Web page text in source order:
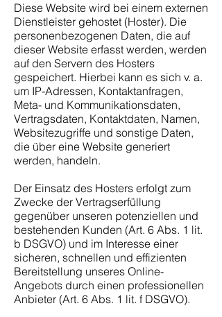
Diese Website wird bei einem externen
Dienstleister gehostet (Hoster). Die
personenbezogenen Daten, die auf
dieser Website erfasst werden, werden
auf den Servern des Hosters
gespeichert. Hierbei kann es sich v. a.
um IP-Adressen, Kontaktanfragen,
Meta- und Kommunikationsdaten,
Vertragsdaten, Kontaktdaten, Namen,
Websitezugriffe und sonstige Daten,
die über eine Website generiert
werden, handeln.
Der Einsatz des Hosters erfolgt zum
Zwecke der Vertragserfüllung
gegenüber unseren potenziellen und
bestehenden Kunden (Art. 6 Abs. 1 lit.
b DSGVO) und im Interesse einer
sicheren, schnellen und effizienten
Bereitstellung unseres Online-
Angebots durch einen professionellen
Anbieter (Art. 6 Abs. 1 lit. f DSGVO).